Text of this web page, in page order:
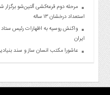
مرحله دوم قرعه‌کشی آلتین‌شو برگزار
استعداد درخشان ۱۳ ساله
واکنش روسیه به اظهارات رئیس ستاد
ایران
عاشورا مکتب انسان ساز و سند